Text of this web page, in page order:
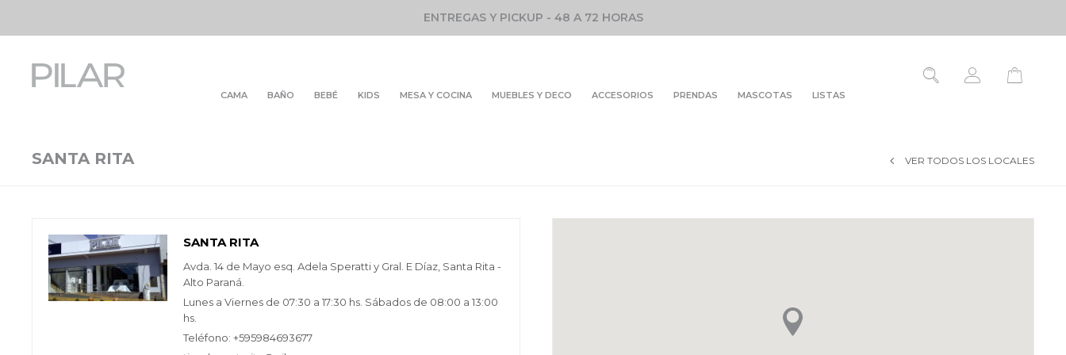
ENTREGAS Y PICKUP - 48 A 72 HORAS
CAMA BAÑO BEBÉ KIDS MESA Y COCINA MUEBLES Y DECO ACCESORIOS PRENDAS MASCOTAS LISTAS
SANTA RITA VER TODOS LOS LOCALES
SANTA RITA
Avda. 14 de Mayo esq. Adela Speratti y Gral. E Díaz, Santa Rita -
Alto Paraná.
Lunes a Viernes de 07:30 a 17:30 hs. Sábados de 08:00 a 13:00
hs.
Teléfono: +595984693677